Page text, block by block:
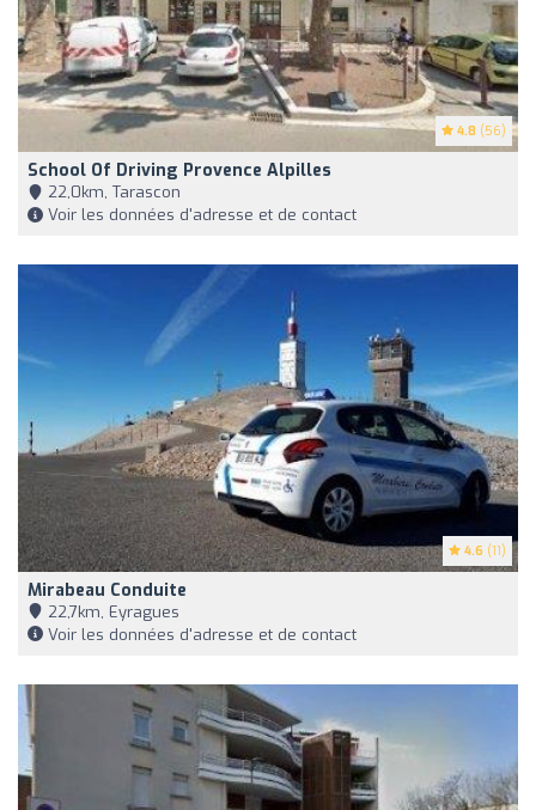
4.8 (56)
School Of Driving Provence Alpilles
22,0km, Tarascon
Voir les données d'adresse et de contact
4.6 (11)
Mirabeau Conduite
22,7km, Eyragues
Voir les données d'adresse et de contact